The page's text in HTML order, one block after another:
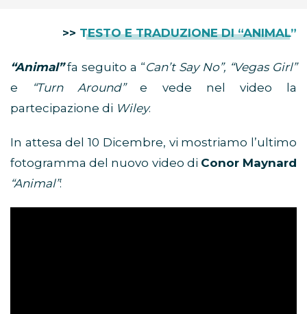
>> TESTO E TRADUZIONE DI “ANIMAL”
“Animal”fa seguito a “Can’t Say No”, “Vegas Girl”
e
“Turn Around”e vede nel video la
partecipazione di Wiley.
In attesa del 10 Dicembre, vi mostriamo l’ultimo
fotogramma del nuovo video di Conor Maynard
“Animal”: